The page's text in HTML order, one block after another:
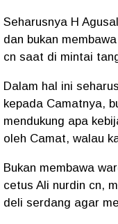
Seharusnya H
dan bukan
cn saat di mintai
Dalam hal ini
kepada Camatnya,
mendukung apa
oleh Camat, walau
Bukan membawa
cetus Ali nurdin cn,
deli serdang agar